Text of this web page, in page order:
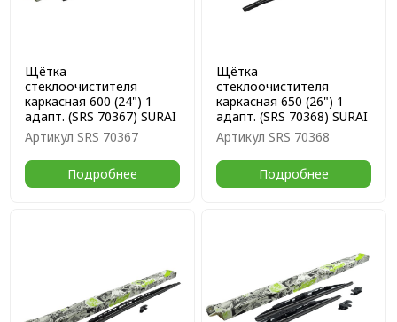
Щётка
стеклоочистителя
каркасная 600 (24") 1
адапт. (SRS 70367) SURAI
Артикул SRS 70367
Подробнее
Щётка
стеклоочистителя
каркасная 650 (26") 1
адапт. (SRS 70368) SURAI
Артикул SRS 70368
Подробнее